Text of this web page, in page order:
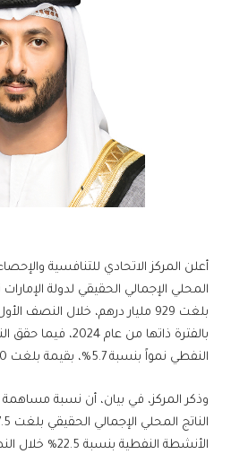
أعلن المركز الاتحادي للتنافسية
بالفترة ذاتها من عام
النفطي نمواً بنسبة 5.7%، بقيمة بلغت 720 مليار درهم.
وذكر المركز، في بيان، أن نسبة
الأنشطة النفطية بنسبة 22.5% خلال النصف الأول من عام 2025.